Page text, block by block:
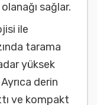
sağlar.
ile
tarama
yüksek
derin
ve kompakt